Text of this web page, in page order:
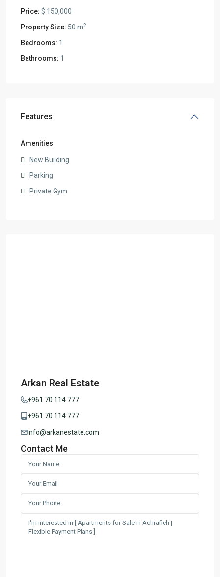
Price: $ 150,000
Property Size: 50 m2
Bedrooms: 1
Bathrooms: 1
Features
Amenities
New Building
Parking
Private Gym
Arkan Real Estate
+961 70 114 777
+961 70 114 777
info@arkanestate.com
Contact Me